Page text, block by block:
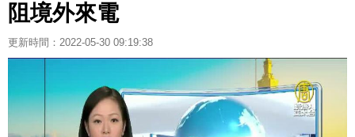
阻境外來電
更新時間：2022-05-30 09:19:38